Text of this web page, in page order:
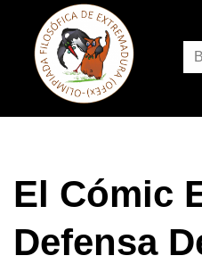
El Cómic
Defensa